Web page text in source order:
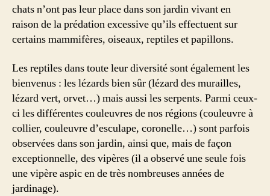
chats n’ont pas leur place dans son jardin vivant en
raison de la prédation excessive qu’ils effectuent sur
certains mammifères, oiseaux, reptiles et papillons.
Les reptiles dans toute leur diversité sont également les
bienvenus : les lézards bien sûr (lézard des murailles,
lézard vert, orvet…) mais aussi les serpents. Parmi ceux-
ci les différentes couleuvres de nos régions (couleuvre à
collier, couleuvre d’esculape, coronelle…) sont parfois
observées dans son jardin, ainsi que, mais de façon
exceptionnelle, des vipères (il a observé une seule fois
une vipère aspic en de très nombreuses années de
jardinage).